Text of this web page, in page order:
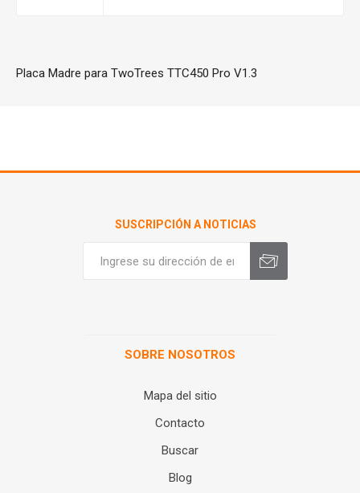
Placa Madre para TwoTrees TTC450 Pro V1.3
SUSCRIPCIÓN A NOTICIAS
SOBRE NOSOTROS
Mapa del sitio
Contacto
Buscar
Blog